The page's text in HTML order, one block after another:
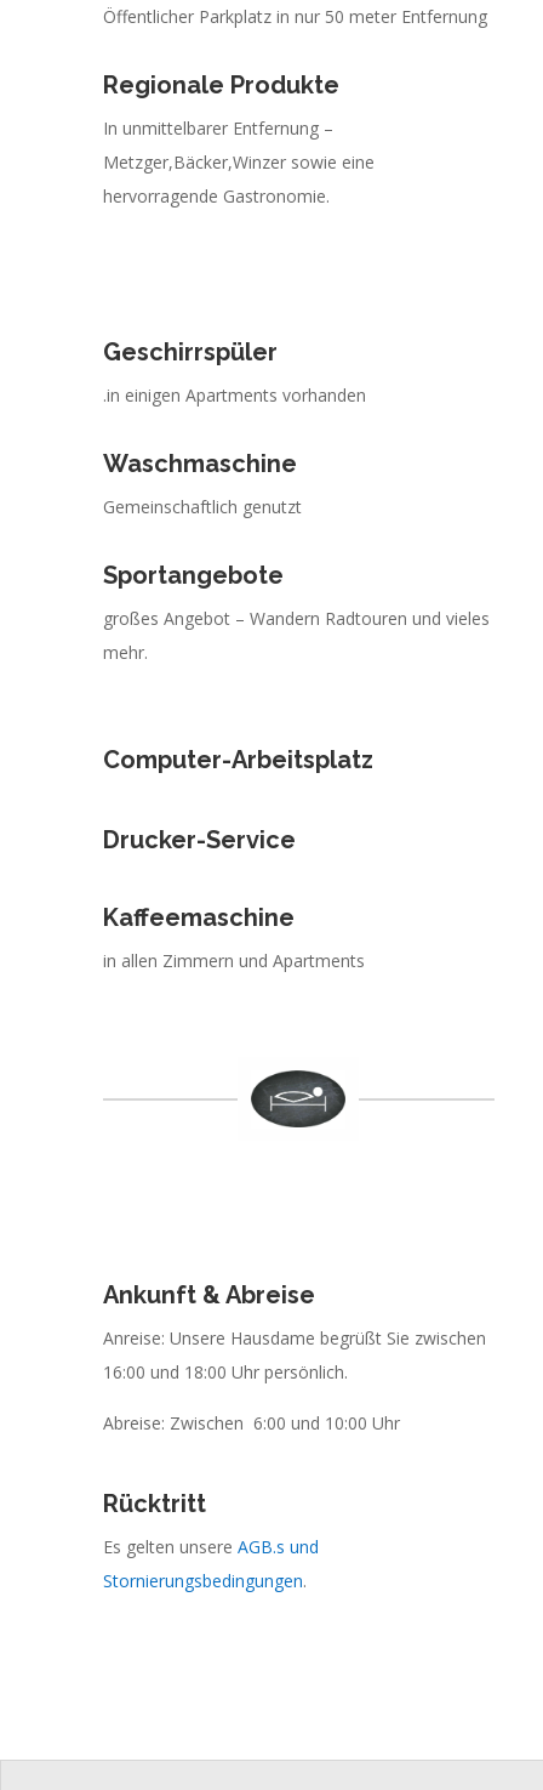
Öffentlicher Parkplatz in nur 50 meter Entfernung
Regionale Produkte
In unmittelbarer Entfernung –
Metzger,Bäcker,Winzer sowie eine
hervorragende Gastronomie.
Geschirrspüler
.in einigen Apartments vorhanden
Waschmaschine
Gemeinschaftlich genutzt
Sportangebote
großes Angebot – Wandern Radtouren und vieles
mehr.
Computer-Arbeitsplatz
Drucker-Service
Kaffeemaschine
in allen Zimmern und Apartments
Ankunft & Abreise
Anreise: Unsere Hausdame begrüßt Sie zwischen
16:00 und 18:00 Uhr persönlich.
Abreise: Zwischen 6:00 und 10:00 Uhr
Rücktritt
Es gelten unsereAGB.s und
Stornierungsbedingungen.